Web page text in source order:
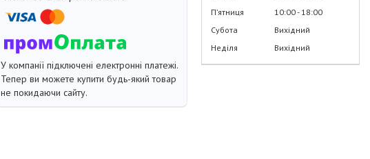
У компанії підключені електронні платежі.
Тепер ви можете купити будь-який товар
не покидаючи сайту.
Пʼятниця
10:00 18:00
Субота
Вихідний
Неділя
Вихідний